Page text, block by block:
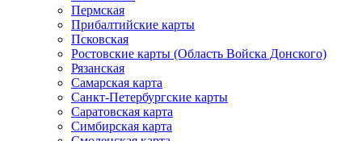
Пермская
Прибалтийские карты
Псковская
Ростовские карты (Область Войска Донского)
Рязанская
Самарская карта
Санкт-Петербургские карты
Саратовская карта
Симбирская карта